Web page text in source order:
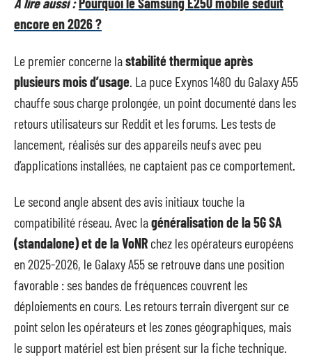
encore en 2026 ?
Le premier concerne lastabilité thermique après
plusieurs mois d’usage . La puce Exynos 1480 du Galaxy A55
chauffe sous charge prolongée, un point documenté dans les
retours utilisateurs sur Reddit et les forums. Les tests de
lancement, réalisés sur des appareils neufs avec peu
d’applications installées, ne captaient pas ce comportement.
Le second angle absent des avis initiaux touche la
compatibilité réseau. Avec lagénéralisation de la 5G SA
(standalone) et de la VoNR chez les opérateurs européens
en 2025-2026, le Galaxy A55 se retrouve dans une position
favorable : ses bandes de fréquences couvrent les
déploiements en cours. Les retours terrain divergent sur ce
point selon les opérateurs et les zones géographiques, mais
le support matériel est bien présent sur la fiche technique.